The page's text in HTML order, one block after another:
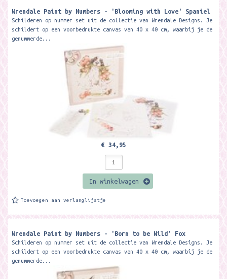
Wrendale Paint by Numbers - 'Blooming with Love' Spaniel
Schilderen op nummer set uit de collectie van Wrendale Designs. Je
schildert op een voorbedrukte canvas van 40 x 40 cm, waarbij je de
genummerde...
€ 34,95
In winkelwagen
Toevoegen aan verlanglijstje
Wrendale Paint by Numbers - 'Born to be Wild' Fox
Schilderen op nummer set uit de collectie van Wrendale Designs. Je
schildert op een voorbedrukte canvas van 40 x 40 cm, waarbij je de
genummerde...